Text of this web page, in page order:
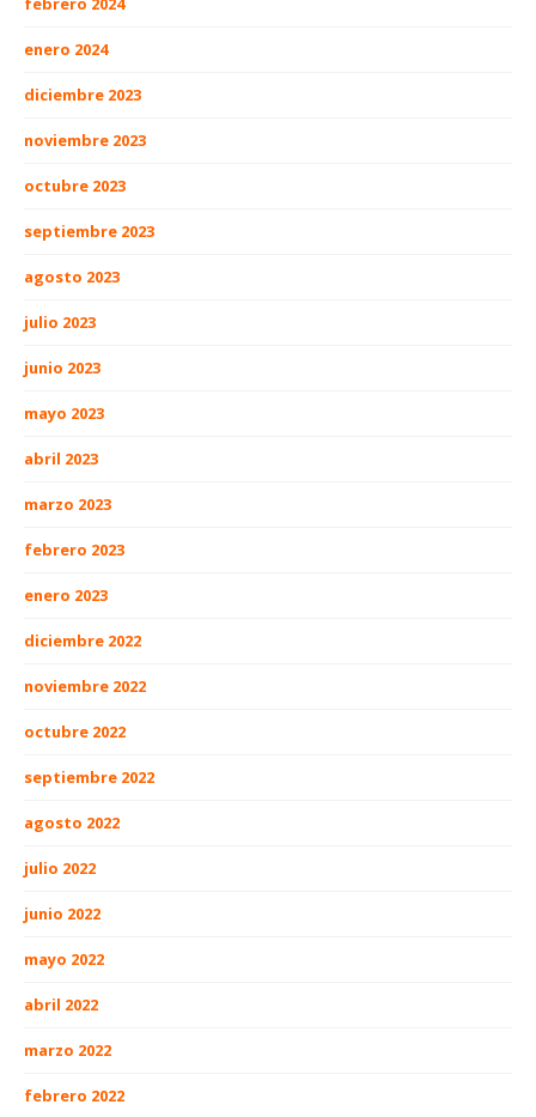
enero 2024
diciembre 2023
noviembre 2023
octubre 2023
septiembre 2023
agosto 2023
julio 2023
junio 2023
mayo 2023
abril 2023
marzo 2023
febrero 2023
enero 2023
diciembre 2022
noviembre 2022
octubre 2022
septiembre 2022
agosto 2022
julio 2022
junio 2022
mayo 2022
abril 2022
marzo 2022
febrero 2022